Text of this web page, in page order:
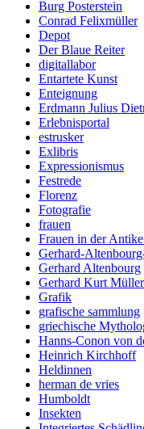
Burg Posterstein
Conrad Felixmüller
Depot
Der Blaue Reiter
digitallabor
Entartete Kunst
Enteignung
Erdmann Julius
Erlebnisportal
estrusker
Exlibris
Expressionismus
Festrede
Florenz
Fotografie
frauen
Frauen in der
Gerhard-
Gerhard Altenbourg
Gerhard Kurt Müller
Grafik
grafische sammlung
griechische
Hanns-Conon von
Heinrich Kirchhoff
Heldinnen
herman de vries
Humboldt
Insekten